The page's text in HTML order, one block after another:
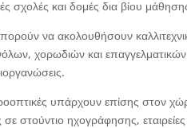
σχολές και δομές δια βίου
να ακολουθήσουν
χορωδιών και
υπάρχουν επίσης στον
στούντιο ηχογράφησης,